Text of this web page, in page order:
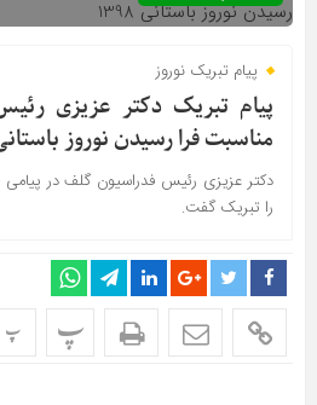
پیام تبریک نوروز
پیام تبریک دکتر عزیزی
مناسبت فرا رسیدن نوروز باستانی
را تبریک گفت.
پ پ